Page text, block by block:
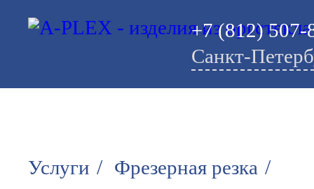
+7 (812) 507-
Санкт-
Услуги / Фрезерная резка /